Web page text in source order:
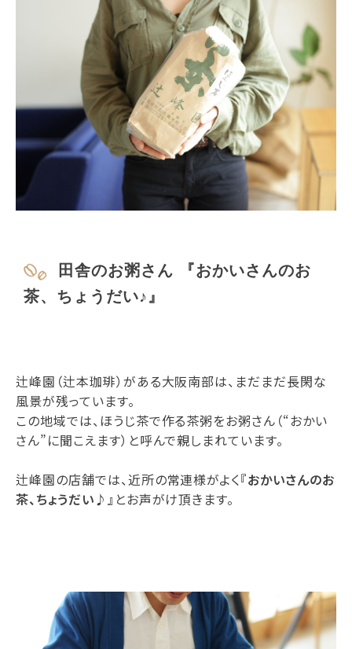
田舎のお粥さん 『おかいさんのお
茶、ちょうだい♪』
辻峰園（辻本珈琲）がある大阪南部は、まだまだ長閑な
風景が残っています。
この地域では、ほうじ茶で作る茶粥をお粥さん（“おかい
さん”に聞こえます）と呼んで親しまれています。
辻峰園の店舗では、近所の常連様がよく『おかいさんのお
茶、ちょうだい♪』 とお声がけ頂きます。